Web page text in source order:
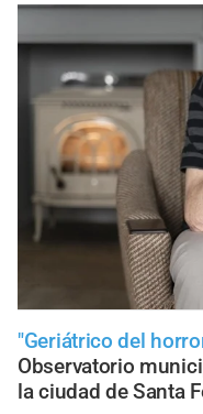
"Geriátrico del
Observatorio
la ciudad de Santa